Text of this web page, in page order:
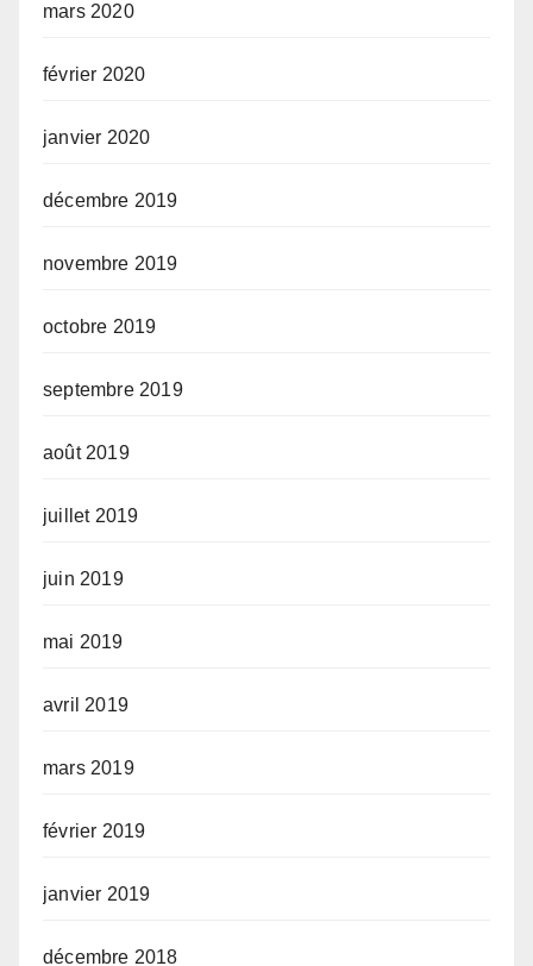
mars 2020
février 2020
janvier 2020
décembre 2019
novembre 2019
octobre 2019
septembre 2019
août 2019
juillet 2019
juin 2019
mai 2019
avril 2019
mars 2019
février 2019
janvier 2019
décembre 2018